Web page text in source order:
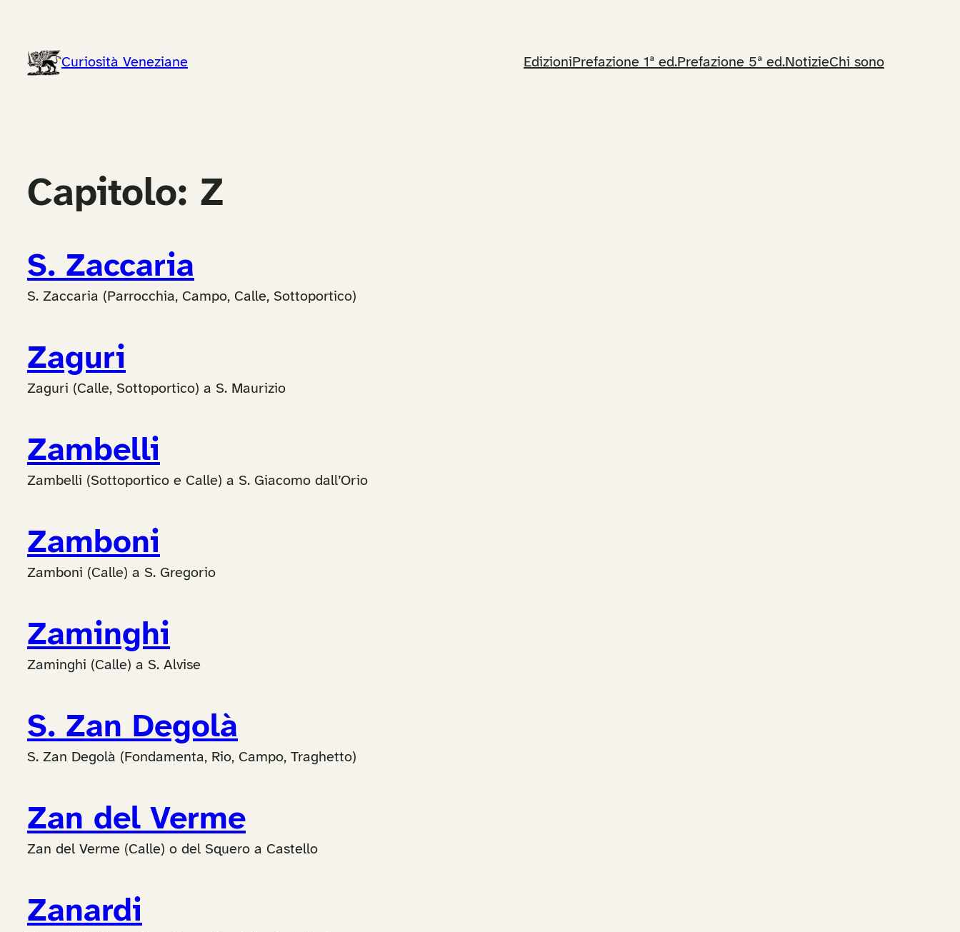
contenutoCuriosità Veneziane EdizioniPrefazione 1ª ed.Prefazione 5ª ed.NotizieChi sono
Capitolo: Z
S. Zaccaria
S. Zaccaria (Parrocchia, Campo, Calle, Sottoportico)
Zaguri
Zaguri (Calle, Sottoportico) a S. Maurizio
Zambelli
Zambelli (Sottoportico e Calle) a S. Giacomo dall’Orio
Zamboni
Zamboni (Calle) a S. Gregorio
Zaminghi
Zaminghi (Calle) a S. Alvise
S. Zan Degolà
S. Zan Degolà (Fondamenta, Rio, Campo, Traghetto)
Zan del Verme
Zan del Verme (Calle) o del Squero a Castello
Zanardi